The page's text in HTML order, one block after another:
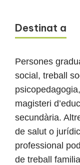
Destinat a
Persones
social, treball
magisteri
secundària.
de salut o
professional
de treball